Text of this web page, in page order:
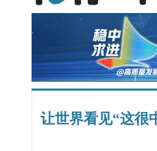
让世界看见“这很